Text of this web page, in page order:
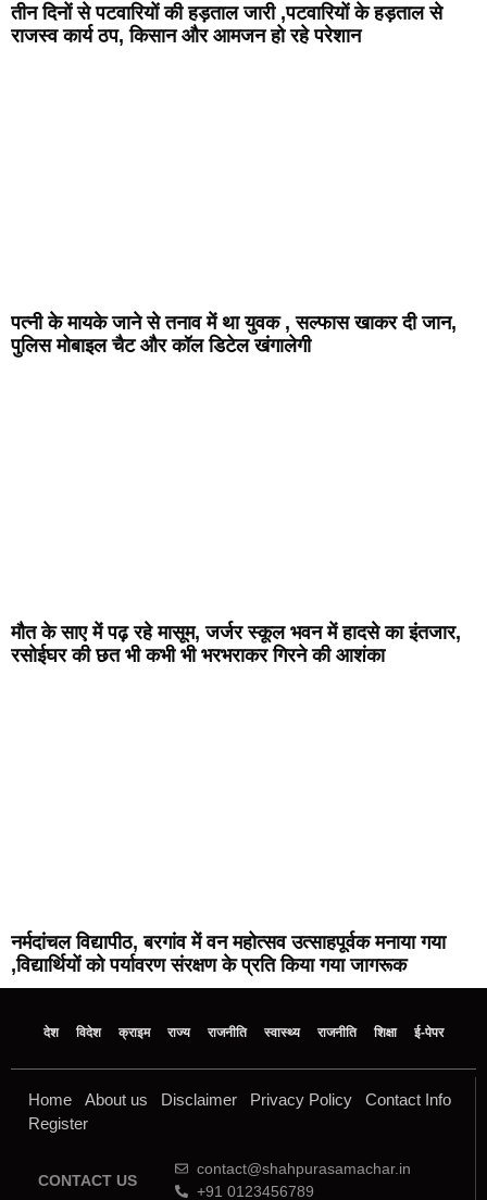
तीन दिनों से पटवारियों की हड़ताल जारी ,पटवारियों के हड़ताल से
राजस्व कार्य ठप, किसान और आमजन हो रहे परेशान
पत्नी के मायके जाने से तनाव में था युवक , सल्फास खाकर दी जान,
पुलिस मोबाइल चैट और कॉल डिटेल खंगालेगी
मौत के साए में पढ़ रहे मासूम, जर्जर स्कूल भवन में हादसे का इंतजार,
रसोईघर की छत भी कभी भी भरभराकर गिरने की आशंका
नर्मदांचल विद्यापीठ, बरगांव में वन महोत्सव उत्साहपूर्वक मनाया गया
,विद्यार्थियों को पर्यावरण संरक्षण के प्रति किया गया जागरूक
देश विदेश क्राइम राज्य राजनीति स्वास्थ्य राजनीति शिक्षा ई-पेपर
Home About us Disclaimer Privacy Policy
Contact Info
Register
CONTACT US
contact@shahpurasamachar.in
+91 0123456789